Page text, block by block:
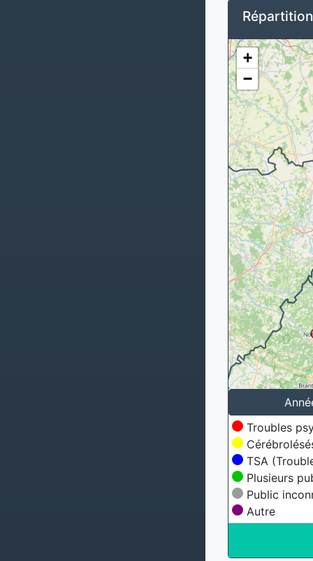
+
−
Troubles
TSA
Plusieurs
Public
Autre